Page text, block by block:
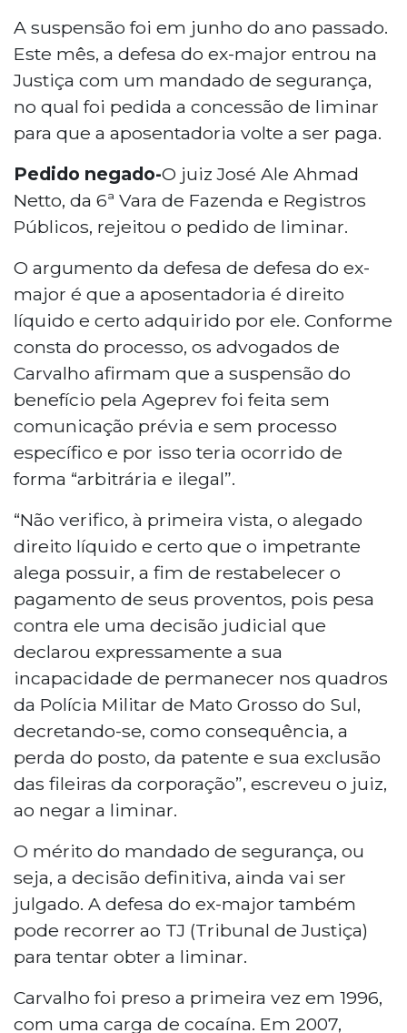
A suspensão foi em junho do ano passado.
Este mês, a defesa do ex-major entrou na
Justiça com um mandado de segurança,
no qual foi pedida a concessão de liminar
para que a aposentadoria volte a ser paga.
Pedido negado-O juiz José Ale Ahmad
Netto, da 6ª Vara de Fazenda e Registros
Públicos, rejeitou o pedido de liminar.
O argumento da defesa de defesa do ex-
major é que a aposentadoria é direito
líquido e certo adquirido por ele. Conforme
consta do processo, os advogados de
Carvalho afirmam que a suspensão do
benefício pela Ageprev foi feita sem
comunicação prévia e sem processo
específico e por isso teria ocorrido de
forma “arbitrária e ilegal”.
“Não verifico, à primeira vista, o alegado
direito líquido e certo que o impetrante
alega possuir, a fim de restabelecer o
pagamento de seus proventos, pois pesa
contra ele uma decisão judicial que
declarou expressamente a sua
incapacidade de permanecer nos quadros
da Polícia Militar de Mato Grosso do Sul,
decretando-se, como consequência, a
perda do posto, da patente e sua exclusão
das fileiras da corporação”, escreveu o juiz,
ao negar a liminar.
O mérito do mandado de segurança, ou
seja, a decisão definitiva, ainda vai ser
julgado. A defesa do ex-major também
pode recorrer ao TJ (Tribunal de Justiça)
para tentar obter a liminar.
Carvalho foi preso a primeira vez em 1996,
com uma carga de cocaína. Em 2007,